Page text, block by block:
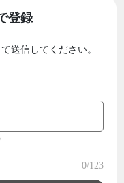
登録
送信してください。
0/123